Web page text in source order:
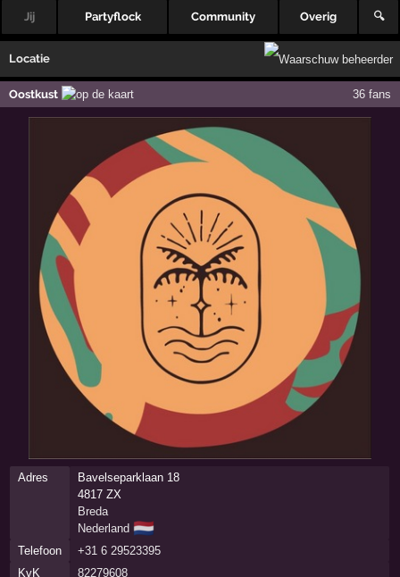
Jij Partyflock Community Overig 🔍
Locatie
Oostkust 36 fans
Adres
Bavelseparklaan 18
4817 ZX
Breda
Nederland 🇳🇱
Telefoon
+31 6 29523395
KvK
82279608